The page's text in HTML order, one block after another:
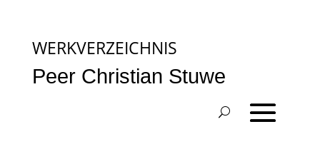
WERKVERZEICHNIS
Peer Christian Stuwe